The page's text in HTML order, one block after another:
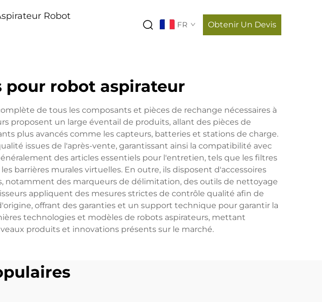
Robot
FR Obtenir Un Devis
pour robot aspirateur
de tous les composants et pièces de rechange nécessaires à
proposent un large éventail de produits, allant des pièces de
plus avancés comme les capteurs, batteries et stations de charge.
issues de l'après-vente, garantissant ainsi la compatibilité avec
des articles essentiels pour l'entretien, tels que les filtres
barrières murales virtuelles. En outre, ils disposent d'accessoires
notamment des marqueurs de délimitation, des outils de nettoyage
appliquent des mesures strictes de contrôle qualité afin de
offrant des garanties et un support technique pour garantir la
technologies et modèles de robots aspirateurs, mettant
produits et innovations présents sur le marché.